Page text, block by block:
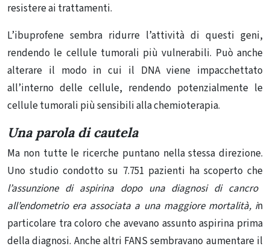
resistere ai trattamenti.
L’ibuprofene sembra ridurre l’attività di questi geni,
rendendo le cellule tumorali più vulnerabili. Può anche
alterare il modo in cui il DNAviene impacchettato
all’interno delle cellule, rendendo potenzialmente le
cellule tumorali più sensibili alla chemioterapia.
Una parola di cautela
Ma non tutte le ricerche puntano nella stessa direzione.
Unostudio condotto su 7.751 pazienti ha scoperto che
l’assunzione di aspirina dopo una diagnosi di cancro
all’endometrio era associata a una maggiore mortalità, in
particolare tra coloro che avevano assunto aspirina prima
della diagnosi. Anche altri FANS sembravano aumentare il